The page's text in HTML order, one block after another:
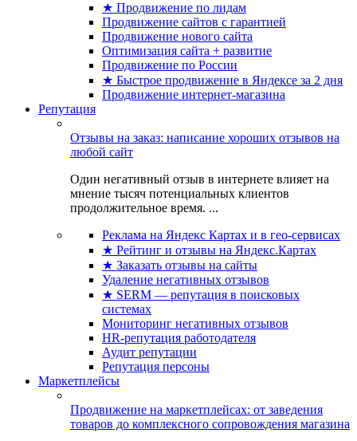
★ Продвижение по лидам
Продвижение сайтов с гарантией
Продвижение нового сайта
Оптимизация сайта + развитие
Продвижение по России
★ Быстрое продвижение в Яндексе за 2 дня
Продвижение интернет-магазина
Репутация
Отзывы на заказ: написание хороших отзывов на
любой сайт
Один негативный отзыв в интернете влияет на
мнение тысяч потенциальных клиентов
продолжительное время. ...
Реклама на Яндекс Картах и в гео-сервисах
★ Рейтинг и отзывы на Яндекс.Картах
★ Заказать отзывы на сайты
Удаление негативных отзывов
★ SERM — репутация в поисковых
системах
Мониторинг негативных отзывов
HR-репутация работодателя
Аудит репутации
Репутация персоны
Маркетплейсы
Продвижение на маркетплейсах: от заведения
товаров до комплексного сопровождения магазина